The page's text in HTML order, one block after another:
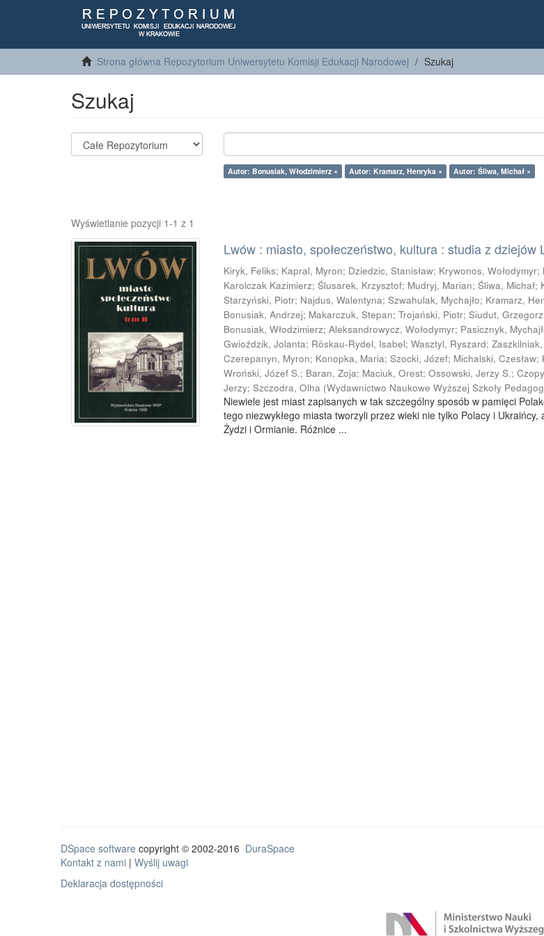
Strona główna Repozytorium Uniwersytetu Komisji Edukacji Narodowej Szukaj
Szukaj
Autor: Bonusiak, Włodzimierz × Autor: Kramarz, Henryka × Autor: Śliwa, Michał ×
Wyświetlanie pozycji 1-1 z 1
Lwów : miasto, społeczeństwo, kultura : studia z dziejów
Kiryk, Feliks; Kapral, Myron; Dziedzic, Stanisław; Krywonos, Wołodymyr;
Karolczak Kazimierz;Ślusarek, Krzysztof; Mudryj, Marian;Śliwa, Michał;
Starzyński, Piotr; Najdus, Walentyna;Szwahulak, Mychajło; Kramarz,
Bonusiak, Andrzej; Makarczuk, Stepan;Trojański, Piotr;Siudut, Grzegorz
Bonusiak, Włodzimierz;Aleksandrowycz, Wołodymyr; Pasicznyk,
Gwioździk, Jolanta; Röskau-Rydel, Isabel;Wasztyl, Ryszard;
Czerepanyn, Myron; Konopka, Maria;Szocki, Józef; Michalski, Czesław;
Wroński, Józef S.; Baran, Zoja; Maciuk, Orest;Ossowski, Jerzy S.;
Jerzy;Szczodra, Olha (Wydawnictwo Naukowe Wyższej Szkoły
Niewiele jest miast zapisanych w tak szczególny sposób w pamięci
tego niezwykłego miasta tworzyli przez wieki nie tylko Polacy i
Żydzi i Ormianie. Różnice ...
DSpace software copyright © 2002-2016 DuraSpace
Kontakt z nami | Wyślij uwagi
Deklaracja dostępności